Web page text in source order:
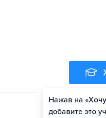
Нажав на
добавите это